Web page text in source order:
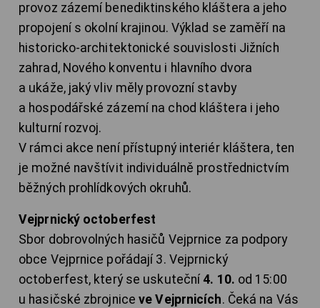
provoz zázemí benediktinského kláštera a jeho
propojení s okolní krajinou. Výklad se zaměří na
historicko-architektonické souvislosti Jižních
zahrad, Nového konventu i hlavního dvora
a ukáže, jaký vliv měly provozní stavby
a hospodářské zázemí na chod kláštera i jeho
kulturní rozvoj.
V rámci akce není přístupný interiér kláštera, ten
je možné navštívit individuálně prostřednictvím
běžných prohlídkových okruhů.
Vejprnický octoberfest
Sbor dobrovolných hasičů Vejprnice za podpory
obce Vejprnice pořádají 3. Vejprnický
octoberfest, který se uskuteční4. 10. od 15:00
u hasičské zbrojniceve Vejprnicích. Čeká na Vás